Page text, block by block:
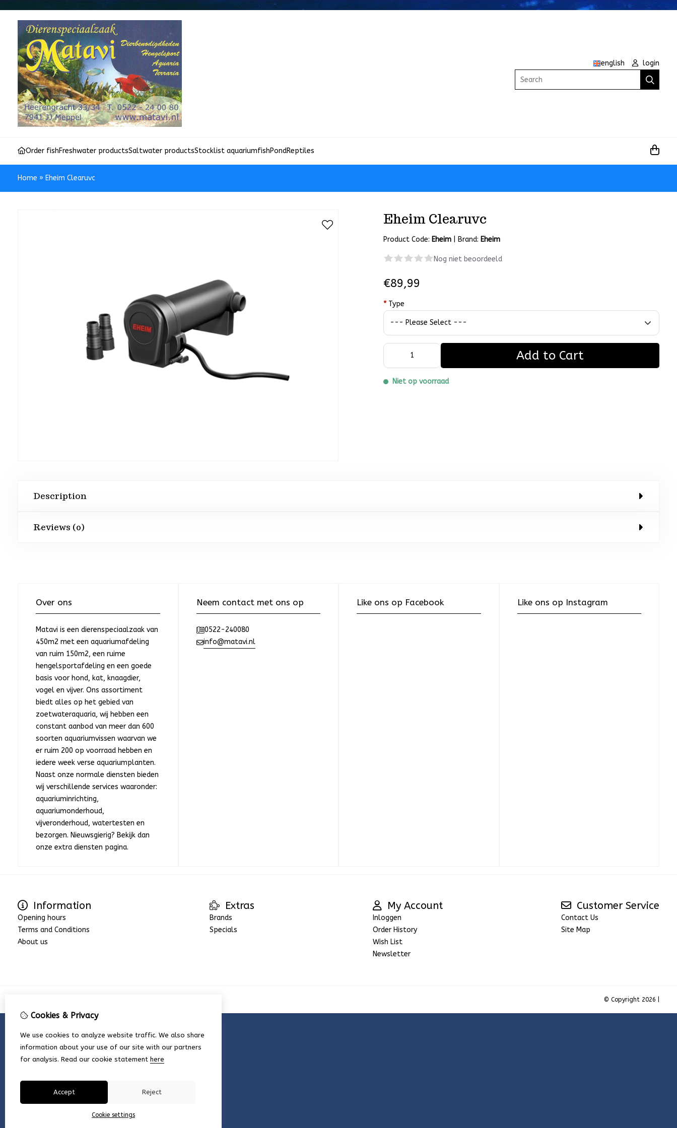
english
login
Search
Order fishFreshwater productsSaltwater productsStocklist aquariumfishPondReptiles
Home » Eheim Clearuvc
Eheim Clearuvc
Product Code: Eheim Brand: Eheim
Nog niet beoordeeld
€89,99
* Type
Add to Cart
Niet op voorraad
Description
Reviews (0)
Over ons
Matavi is een dierenspeciaalzaak van
450m2 met een aquariumafdeling
van ruim 150m2, een ruime
hengelsportafdeling en een goede
basis voor hond, kat, knaagdier,
vogel en vijver. Ons assortiment
biedt alles op het gebied van
zoetwateraquaria, wij hebben een
constant aanbod van meer dan 600
soorten aquariumvissen waarvan we
er ruim 200 op voorraad hebben en
iedere week verse aquariumplanten.
Naast onze normale diensten bieden
wij verschillende services waaronder:
aquariuminrichting,
aquariumonderhoud,
vijveronderhoud, watertesten en
bezorgen. Nieuwsgierig? Bekijk dan
onze extra diensten pagina.
Neem contact met ons op
0522-240080
info@matavi.nl
Like ons op Facebook Like ons op Instagram
Information
Opening hours
Terms and Conditions
About us
Extras
Brands
Specials
My Account
Inloggen
Order History
Wish List
Newsletter
Customer Service
Contact Us
Site Map
© Copyright 2026 |
Cookies & Privacy
We use cookies to analyze website traffic. We also share
information about your use of our site with our partners
for analysis. Read our cookie statement here
Accept Reject
Cookie settings